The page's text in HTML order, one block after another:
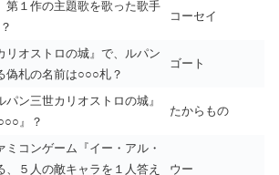
第１作の主題歌を歌った歌手
コーセイ
オストロの城』で、ルパン
偽札の名前は○○○札？
ゴート
ン三世カリオストロの城』
』？
たからもの
ミコンゲーム『イー・アル・
、５人の敵キャラを１人答え
ウー